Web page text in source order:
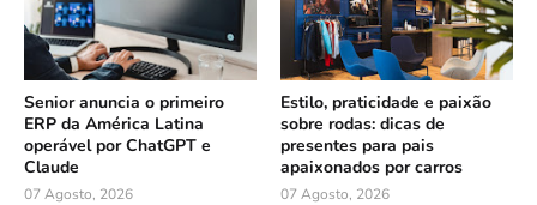
Senior anuncia o primeiro
ERP da América Latina
operável por ChatGPT e
Claude
07 Agosto, 2026
Estilo, praticidade e paixão
sobre rodas: dicas de
presentes para pais
apaixonados por carros
07 Agosto, 2026